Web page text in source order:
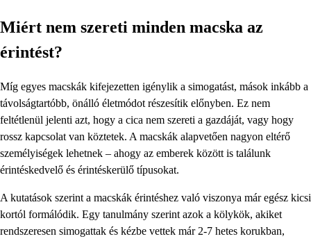
Miért nem szereti minden macska az
érintést?
Míg egyes macskák kifejezetten igénylik a simogatást, mások inkább a
távolságtartóbb, önálló életmódot részesítik előnyben. Ez nem
feltétlenül jelenti azt, hogy a cica nem szereti a gazdáját, vagy hogy
rossz kapcsolat van köztetek. A macskák alapvetően nagyon eltérő
személyiségek lehetnek – ahogy az emberek között is találunk
érintéskedvelő és érintéskerülő típusokat.
A kutatások szerint a macskák érintéshez való viszonya már egész kicsi
kortól formálódik. Egy tanulmány szerint azok a kölykök, akiket
rendszeresen simogattak és kézbe vettek már 2-7 hetes korukban,